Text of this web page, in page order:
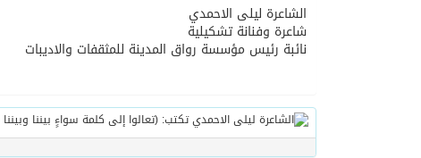
الشاعرة ليلى الاحمدي
شاعرة وفنانة تشكيلية
نائبة رئيس مؤسسة رواق المدينة للمثقفات والاديبات